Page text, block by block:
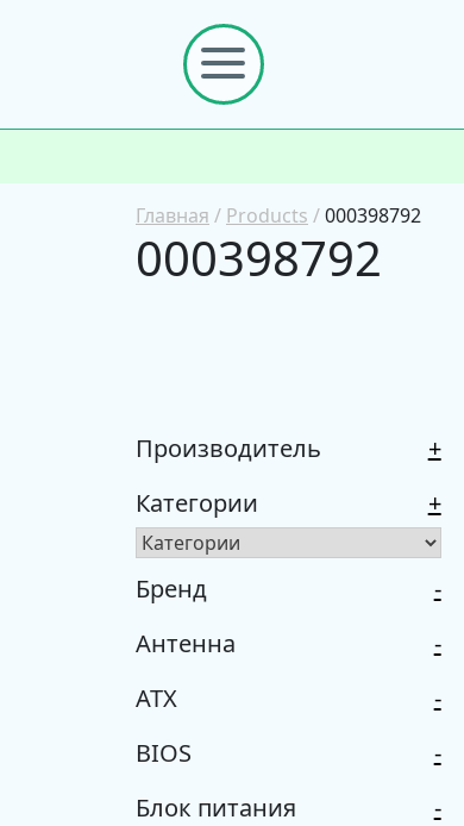
Главная / Products /000398792
000398792
Производитель
+
Категории
+
Бренд
-
Антенна
-
ATX
-
BIOS
-
Блок питания
-